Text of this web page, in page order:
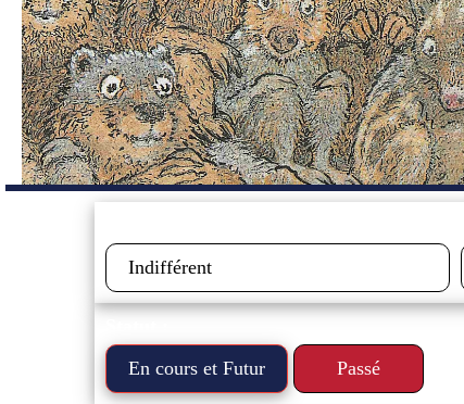
En cours et Futur
Passé